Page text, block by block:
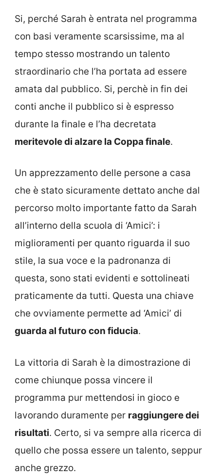
Si, perché Sarah è entrata nel programma
con basi veramente scarsissime, ma al
tempo stesso mostrando un talento
straordinario che l’ha portata ad essere
amata dal pubblico. Si, perchè in fin dei
conti anche il pubblico si è espresso
durante la finale e l’ha decretata
meritevole di alzare la Coppa finale.
Un apprezzamento delle persone a casa
che è stato sicuramente dettato anche dal
percorso molto importante fatto da Sarah
all’interno della scuola di ‘Amici’: i
miglioramenti per quanto riguarda il suo
stile, la sua voce e la padronanza di
questa, sono stati evidenti e sottolineati
praticamente da tutti. Questa una chiave
che ovviamente permette ad ‘Amici’ di
guarda al futuro con fiducia.
La vittoria di Sarah è la dimostrazione di
come chiunque possa vincere il
programma pur mettendosi in gioco e
lavorando duramente per raggiungere dei
risultati. Certo, si va sempre alla ricerca di
quello che possa essere un talento, seppur
anche grezzo.